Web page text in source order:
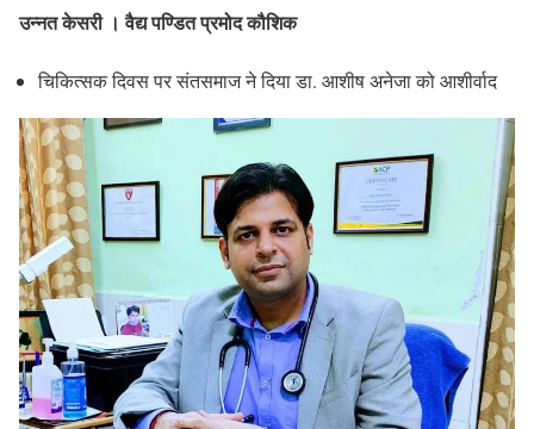
उन्नत केसरी । वैद्य पण्डित प्रमोद कौशिक
चिकित्सक दिवस पर संतसमाज ने दिया डा. आशीष अनेजा को आशीर्वाद